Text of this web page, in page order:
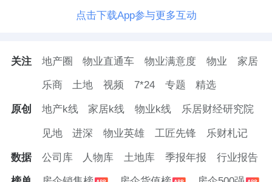
点击下载App参与更多互动
关注 地产圈 物业直通车 物业满意度 物业 家居
乐商 土地 视频 7*24 专题 精选
原创 地产k线 家居k线 物业k线 乐居财经研究院
见地 进深 物业英雄 工匠先锋 乐财札记
数据 公司库 人物库 土地库 季报年报 行业报告